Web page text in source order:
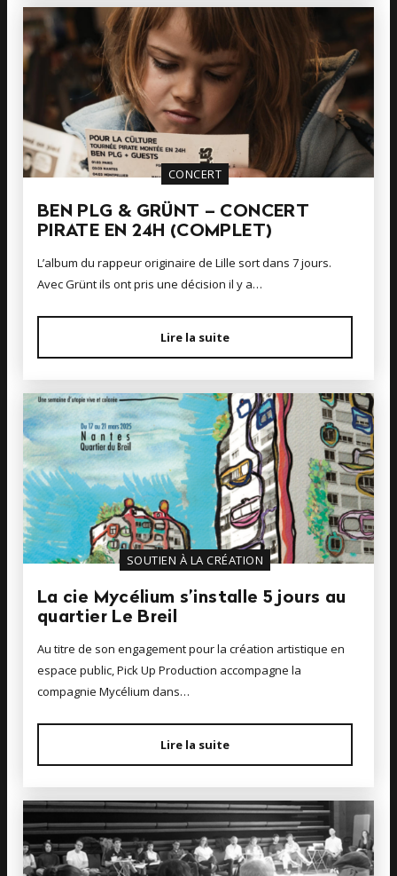
CONCERT
BEN PLG & GRÜNT – CONCERT
PIRATE EN 24H (COMPLET)
L’album du rappeur originaire de Lille sort dans 7 jours.
Avec Grünt ils ont pris une décision il y a…
Lire la suite
SOUTIEN À LA CRÉATION
La cie Mycélium s’installe 5 jours au
quartier Le Breil
Au titre de son engagement pour la création artistique en
espace public, Pick Up Production accompagne la
compagnie Mycélium dans…
Lire la suite